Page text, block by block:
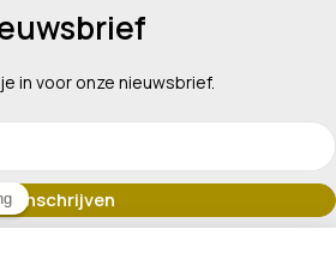
in voor onze nieuwsbrief.